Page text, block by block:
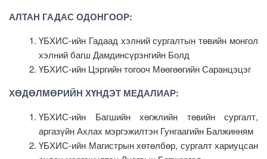
АЛТАН ГАДАС ОДОНГООР:
ҮБХИС-ийн Гадаад хэлний сургалтын төвийн монгол
хэлний багш Дамдинсүрэнгийн Болд
ҮБХИС-ийн Цэргийн тогооч Мөөгөөгийн Саранцэцэг
ХӨДӨЛМӨРИЙН ХҮНДЭТ МЕДАЛИАР:
ҮБХИС-ийн Багшийн хөгжлийн төвийн сургалт,
аргазүйн Ахлах мэргэжилтэн Гунгаагийн Балжинням
ҮБХИС-ийн Магистрын хөтөлбөр, сургалт хариуцсан